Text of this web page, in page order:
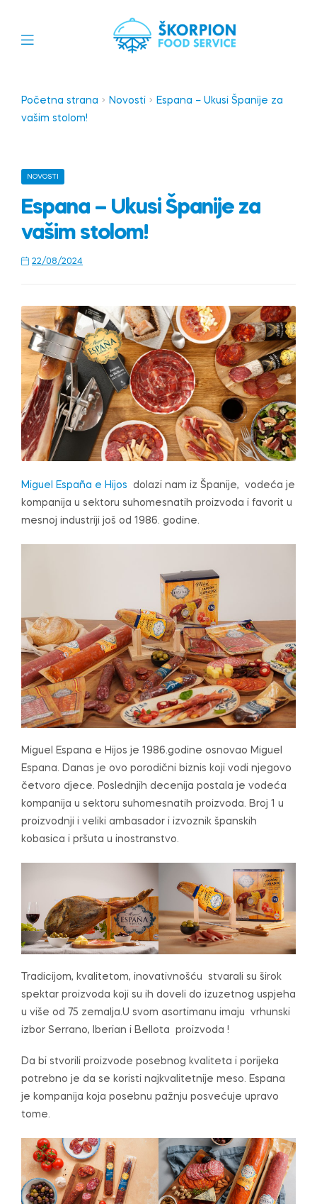
Početna strana Novosti
Espana – Ukusi Španije za
vašim stolom!
NOVOSTI
Espana – Ukusi Španije za
vašim stolom!
22/08/2024
Miguel España e Hijos dolazi nam iz Španije, vodeća je
kompanija u sektoru suhomesnatih proizvoda i favorit u
mesnoj industriji još od 1986. godine.
Miguel Espana e Hijos je 1986.godine osnovao Miguel
Espana. Danas je ovo porodični biznis koji vodi njegovo
četvoro djece. Poslednjih decenija postala je vodeća
kompanija u sektoru suhomesnatih proizvoda. Broj 1 u
proizvodnji i veliki ambasador i izvoznik španskih
kobasica i pršuta u inostranstvo.
Tradicijom, kvalitetom, inovativnošću stvarali su širok
spektar proizvoda koji su ih doveli do izuzetnog uspjeha
u više od 75 zemalja.U svom asortimanu imaju vrhunski
izbor Serrano, Iberian i Bellota proizvoda !
Da bi stvorili proizvode posebnog kvaliteta i porijeka
potrebno je da se koristi najkvalitetnije meso. Espana
je kompanija koja posebnu pažnju posvećuje upravo
tome.